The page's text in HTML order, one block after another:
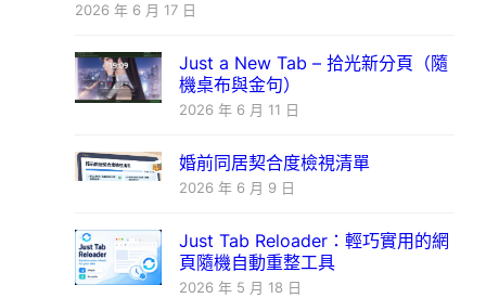
2026 年 6 月 17 日
Just a New Tab – 拾光新分頁（隨
機桌布與金句）
2026 年 6 月 11 日
婚前同居契合度檢視清單
2026 年 6 月 9 日
Just Tab Reloader：輕巧實用的網
頁隨機自動重整工具
2026 年 5 月 18 日